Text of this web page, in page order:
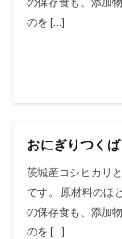
のを […]
おにぎりつく
茨城産コシヒカリ
です。 原材料のほ
の保存⾷も、添加
のを […]